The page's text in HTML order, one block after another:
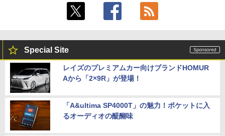
Special Site
レイズのプレミアムカー向けブランドHOMUR
Aから「2×9R」が登場！
「A&ultima SP4000T」の魅力！ポケットに入
るオーディオの醍醐味